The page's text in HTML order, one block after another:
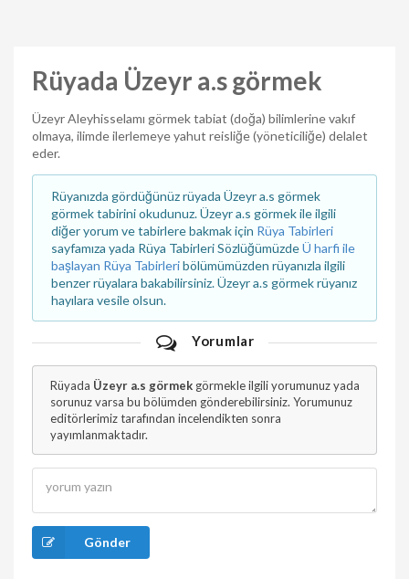
Rüyada Üzeyr a.s görmek
Üzeyr Aleyhisselamı görmek tabiat (doğa) bilimlerine vakıf
olmaya, ilimde ilerlemeye yahut reisliğe (yöneticiliğe) delalet
eder.
Rüyanızda gördüğünüz rüyada Üzeyr a.s görmek
görmek tabirini okudunuz. Üzeyr a.s görmek ile ilgili
diğer yorum ve tabirlere bakmak için Rüya Tabirleri
sayfamıza yada Rüya Tabirleri SözlüğümüzdeÜ harfi ile
başlayan Rüya Tabirleribölümümüzden rüyanızla ilgili
benzer rüyalara bakabilirsiniz. Üzeyr a.s görmek rüyanız
hayılara vesile olsun.
Yorumlar
Rüyada Üzeyr a.s görmekgörmekle ilgili yorumunuz yada
sorunuz varsa bu bölümden gönderebilirsiniz. Yorumunuz
editörlerimiz tarafından incelendikten sonra
yayımlanmaktadır.
Gönder